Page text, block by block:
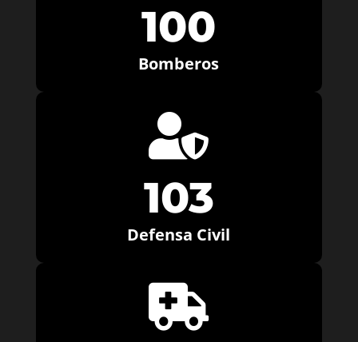
100
Bomberos

103
Defensa Civil
